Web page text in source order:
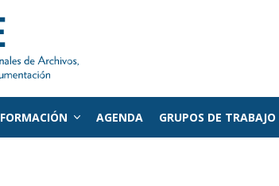
FORMACIÓN AGENDA GRUPOS DE TRABAJO